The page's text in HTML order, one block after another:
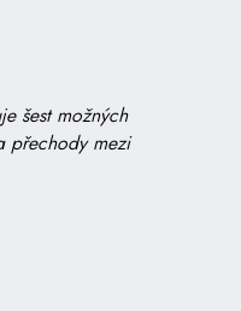
šest možných
přechody mezi